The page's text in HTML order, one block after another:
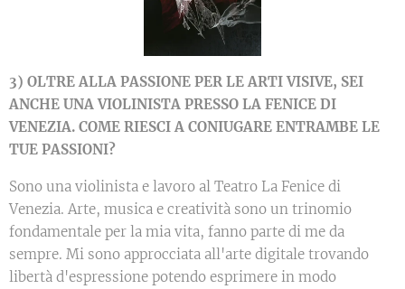
3) OLTRE ALLA PASSIONE PER LE ARTI VISIVE, SEI
ANCHE UNA VIOLINISTA PRESSO LA FENICE DI
VENEZIA. COME RIESCI A CONIUGARE ENTRAMBE LE
TUE PASSIONI?
Sono una violinista e lavoro al Teatro La Fenice di
Venezia. Arte, musica e creatività sono un trinomio
fondamentale per la mia vita, fanno parte di me da
sempre. Mi sono approcciata all'arte digitale trovando
libertà d'espressione potendo esprimere in modo